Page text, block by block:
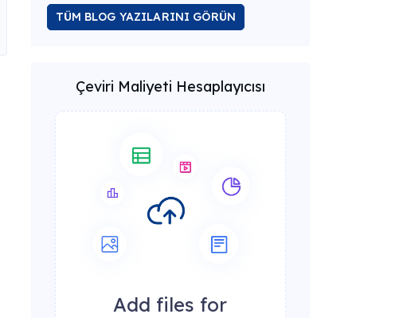
TÜM BLOG YAZILARINI GÖRÜN
Çeviri Maliyeti Hesaplayıcısı
Add files for